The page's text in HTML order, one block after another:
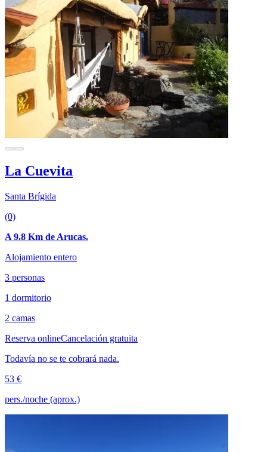
La Cuevita
Santa Brígida
(0)
A 9.8 Km de Arucas.
Alojamiento entero
3 personas
1 dormitorio
2 camas
Reserva onlineCancelación gratuita
Todavía no se te cobrará nada.
53 €
pers./noche (aprox.)